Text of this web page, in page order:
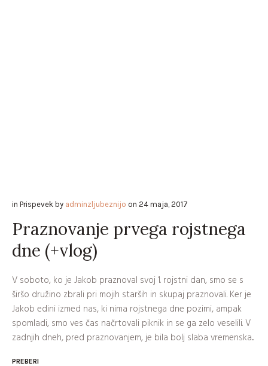
in Prispevek by adminzljubeznijo on 24 maja, 2017
Praznovanje prvega rojstnega
dne (+vlog)
V soboto, ko je Jakob praznoval svoj 1. rojstni dan, smo se s
širšo družino zbrali pri mojih starših in skupaj praznovali. Ker je
Jakob edini izmed nas, ki nima rojstnega dne pozimi, ampak
spomladi, smo ves čas načrtovali piknik in se ga zelo veselili. V
zadnjih dneh, pred praznovanjem, je bila bolj slaba vremenska...
PREBERI